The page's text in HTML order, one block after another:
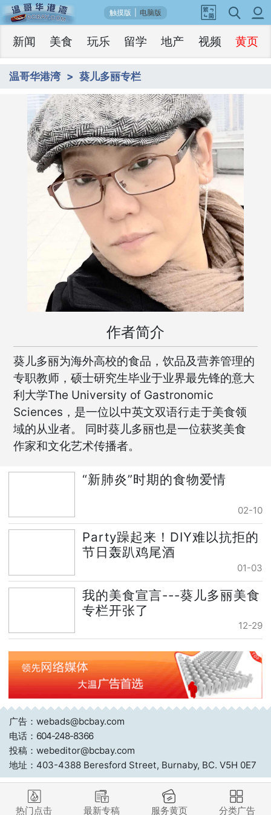
触摸版 电脑版
新闻 美食 玩乐 留学 地产 视频 黄页
温哥华港湾 葵儿多丽专栏
作者简介
葵儿多丽为海外高校的食品，饮品及营养管理的
专职教师，硕士研究生毕业于业界最先锋的意大
利大学The University of Gastronomic
Sciences，是一位以中英文双语行走于美食领
域的从业者。 同时葵儿多丽也是一位获奖美食
作家和文化艺术传播者。
“新肺炎”时期的食物爱情
02-10
Party躁起来！DIY难以抗拒的
节日轰趴鸡尾酒
01-03
我的美食宣言---葵儿多丽美食
专栏开张了
12-29
广告：webads@bcbay.com
电话： 604-248-8366
投稿：webeditor@bcbay.com
地址：403-4388 Beresford Street, Burnaby, BC. V5H 0E7
热门点击 最新专稿 服务黄页 分类广告